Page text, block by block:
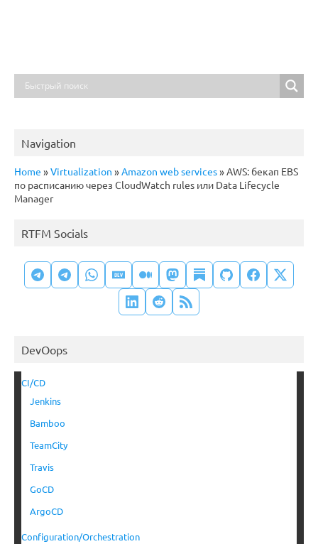
Navigation
Home »Virtualization »Amazon web services»AWS: бекап EBS
по расписанию через CloudWatch rules или Data Lifecycle
Manager
RTFM Socials
DevOops
CI/CD
Jenkins
Bamboo
TeamCity
Travis
GoCD
ArgoCD
Configuration/Orchestration